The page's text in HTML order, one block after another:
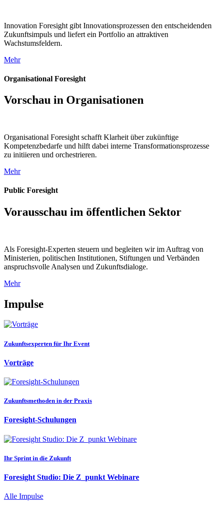
Innovation Foresight gibt Innovationsprozessen den entscheidenden
Zukunftsimpuls und liefert ein Portfolio an attraktiven
Wachstumsfeldern.
Mehr
Organisational Foresight
Vorschau in Organisationen
Organisational Foresight schafft Klarheit über zukünftige
Kompetenz­bedarfe und hilft dabei interne Transformations­prozesse
zu initiieren und orchestrieren.
Mehr
Public Foresight
Vorausschau im öffentlichen Sektor
Als Foresight-Experten steuern und begleiten wir im Auftrag von
Ministerien, politischen Institutionen, Stiftungen und Verbänden
anspruchsvolle Analysen und Zukunftsdialoge.
Mehr
Impulse
Zukunftsexperten für Ihr Event
Vorträge
Zukunftsmethoden in der Praxis
Foresight-Schulungen
Ihr Sprint in die Zukunft
Foresight Studio: Die Z_punkt Webinare
Alle Impulse